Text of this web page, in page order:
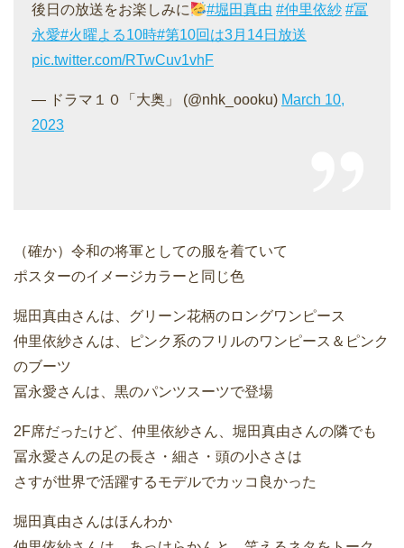
後日の放送をお楽しみに #堀田真由 #仲里依紗 #冨
永愛#火曜よる10時#第10回は3月14日放送
pic.twitter.com/RTwCuv1vhF
— ドラマ１０「大奥」 (@nhk_oooku) March 10,
2023
（確か）令和の将軍としての服を着ていて
ポスターのイメージカラーと同じ色
堀田真由さんは、グリーン花柄のロングワンピース
仲里依紗さんは、ピンク系のフリルのワンピース＆ピンク
のブーツ
冨永愛さんは、黒のパンツスーツで登場
2F席だったけど、仲里依紗さん、堀田真由さんの隣でも
冨永愛さんの足の長さ・細さ・頭の小ささは
さすが世界で活躍するモデルでカッコ良かった
堀田真由さんはほんわか